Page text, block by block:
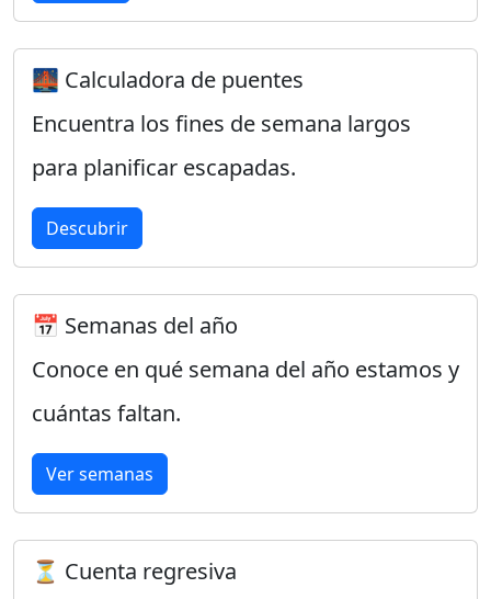
🌉 Calculadora de puentes
Encuentra los fines de semana largos
para planificar escapadas.
Descubrir
📅 Semanas del año
Conoce en qué semana del año estamos y
cuántas faltan.
Ver semanas
⏳ Cuenta regresiva